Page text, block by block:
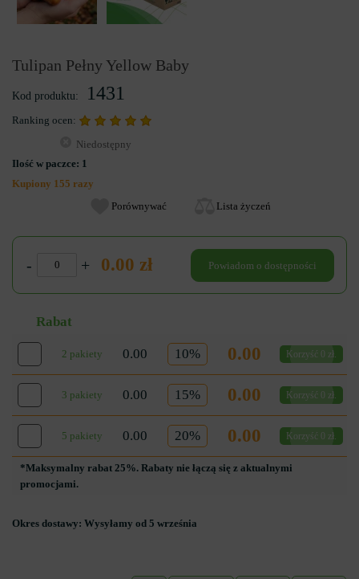
Tulipan Pełny Yellow Baby
Kod produktu: 1431
Ranking ocen:
Niedostępny
Ilość w paczce: 1
Kupiony 155 razy
Porównywać
Lista życzeń
- + 0.00 zł Powiadom o dostępności
Rabat
2 pakiety 0.00 10% 0.00 Korzyść 0 zł.
3 pakiety 0.00 15% 0.00 Korzyść 0 zł.
5 pakiety 0.00 20% 0.00 Korzyść 0 zł.
*Maksymalny rabat 25%. Rabaty nie łączą się z aktualnymi
promocjami.
Okres dostawy: Wysyłamy od 5 września